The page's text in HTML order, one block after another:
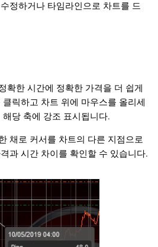
정하거나 타임라인으로 차트를 드
확한 시간에 정확한 가격을 더 쉽게
클릭하고 차트 위에 마우스를 올리세
당 축에 강조 표시됩니다.
채로 커서를 차트의 다른 지점으로
과 시간 차이를 확인할 수 있습니다.